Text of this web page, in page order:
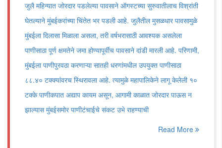
जुलै महिन्यात जोरदार पडलेल्या पावसाने ऑगस्टच्या सुरुवातीलाच विश्रांती
घेतल्याने मुंबईकरांच्या चिंतेत भर पडली आहे. जुलैतील मुसळधार पावसामुळे
मुंबईला दिलासा मिळाला असला, तरी वर्षभरासाठी आवश्यक असलेला
पाणीसाठा पूर्ण क्षमतेने जमा होण्यापूर्वीच पावसाने दांडी मारली आहे. परिणामी,
मुंबईला पाणीपुरवठा करणाऱ्या सातही धरणांमधील उपयुक्त पाणीसाठा
८८.४० टक्क्यांवरच स्थिरावला आहे. त्यामुळे महापालिकेने लागू केलेली १०
टक्के पाणीकपात अद्याप कायम असून, आगामी काळात जोरदार पाऊस न
झाल्यास मुंबईसमोर पाणीटंचाईचे संकट उभे राहण्याची
Read More